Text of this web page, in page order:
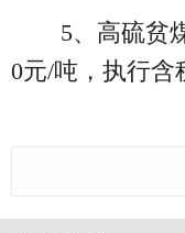
5、高硫贫
0元/吨，执行含